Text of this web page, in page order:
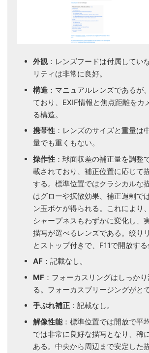
外観 ：レンズフードは付属してい
リティは非常に良好。
構造 ：マニュアルレンズであるが
ており、EXIF情報と焦点距離をカ
る構造。
携帯性 ：レンズのサイズと重量は
量でも重くもない。
操作性 ：球面収差の補正量を調整
載されており、補正位置に応じて
する。標準位置ではクラシカルな
はグローや拡散効果、補正過剰で
ン玉ボケが得られる。これにより
シャープネスもわずかに変化し、
描写が選べるレンズである。絞り
とストップ付きで、F11で開放する
AF ：記載なし。
MF ：フォーカスリングはしっか
る。フォーカスブリージングがと
手ぶれ補正 ：記載なし。
解像性能：標準位置では開放で平
では非常に良好な描写となり、稀
ある。中央から周辺まで安定した